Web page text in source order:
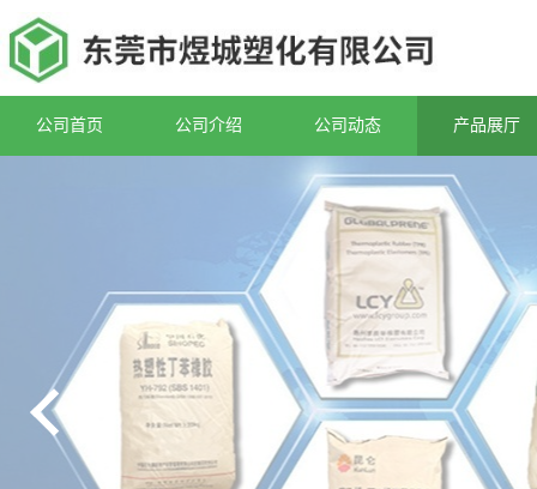
公司首页 公司介绍 公司动态 产品展厅